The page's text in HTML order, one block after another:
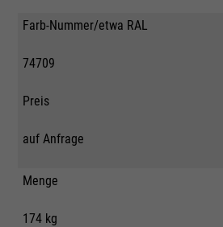
Farb-Nummer/etwa RAL
74709
Preis
auf Anfrage
Menge
174 kg